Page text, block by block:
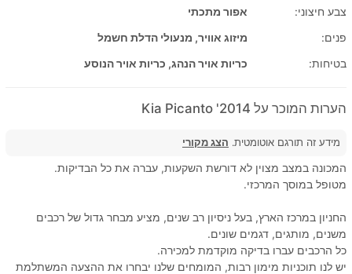
צבע חיצוני:
אפור מתכתי
פנים:
מיזוג אוויר, מנעולי הדלת חשמל
בטיחות:
כריות אויר הנהג, כריות אויר הנוסע
הערות המוכר על 2014' Kia Picanto
מידע זה תורגם אוטומטית. הצג מקורי
המכונה במצב מצוין לא דורשת השקעות, עברה את כל הבדיקות.
מטופל במוסך המרכזי.
החניון במרכז הארץ, בעל ניסיון רב שנים, מציע מבחר גדול של רכבים
משנים, מותגים, דגמים שונים.
כל הרכבים עברו בדיקה מוקדמת למכירה.
יש לנו תוכניות מימון רבות, המומחים שלנו יבחרו את ההצעה המשתלמת